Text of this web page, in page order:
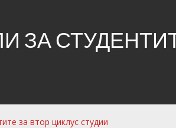
ЗА
за втор циклус студии